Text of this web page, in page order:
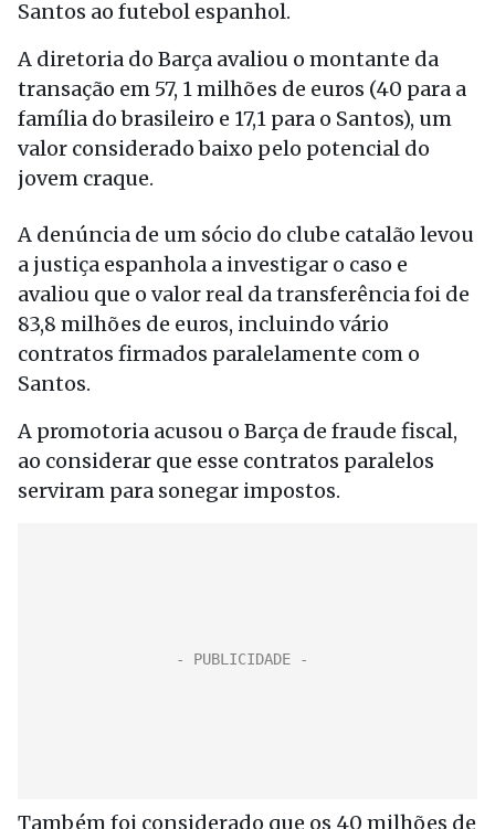
Santos ao futebol espanhol.
A diretoria do Barça avaliou o montante da
transação em 57, 1 milhões de euros (40 para a
família do brasileiro e 17,1 para o Santos), um
valor considerado baixo pelo potencial do
jovem craque.
A denúncia de um sócio do clube catalão levou
a justiça espanhola a investigar o caso e
avaliou que o valor real da transferência foi de
83,8 milhões de euros, incluindo vário
contratos firmados paralelamente com o
Santos.
A promotoria acusou o Barça de fraude fiscal,
ao considerar que esse contratos paralelos
serviram para sonegar impostos.
Também foi considerado que os 40 milhões de